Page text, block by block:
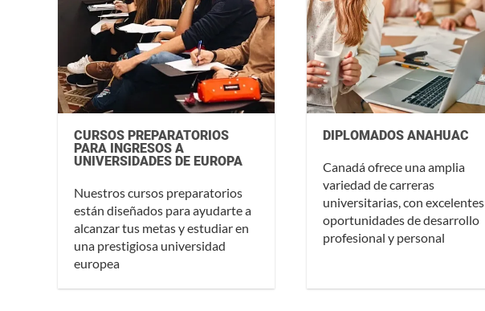
CURSOS PREPARATORIOS
PARA INGRESOS A
UNIVERSIDADES DE EUROPA
Nuestros cursos preparatorios
están diseñados para ayudarte a
alcanzar tus metas y estudiar en
una prestigiosa universidad
europea
DIPLOMADOS ANAHUAC
Canadá ofrece una amplia
variedad de carreras
universitarias, con excelentes
oportunidades de desarrollo
profesional y personal